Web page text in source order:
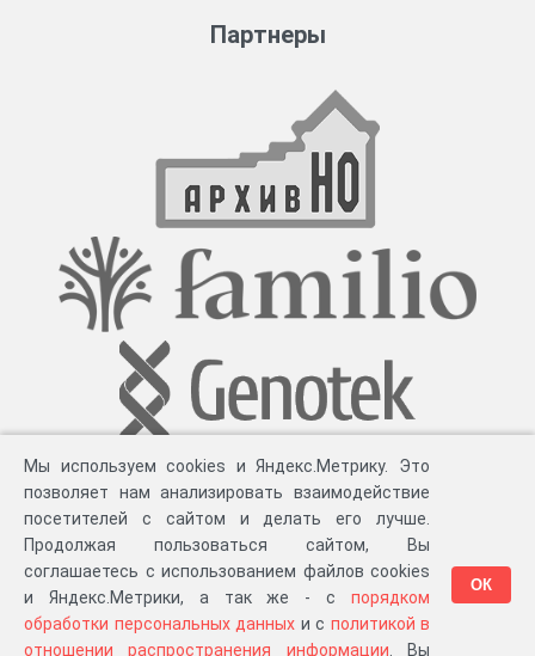
Партнеры
Разработка компании «Великіе предки», 2023-2026 гг. Блог.Суть проекта
Персональные данные.Распространение информации . ЧаВО. Сборка 111.37
Мы используем cookies и Яндекс.Метрику. Это
позволяет нам анализировать взаимодействие
посетителей с сайтом и делать его лучше.
Продолжая пользоваться сайтом, Вы
соглашаетесь с использованием файлов cookies
и Яндекс.Метрики, а так же - с порядком
обработки персональных данных и с политикой в
отношении распространения информации . Вы
ОК